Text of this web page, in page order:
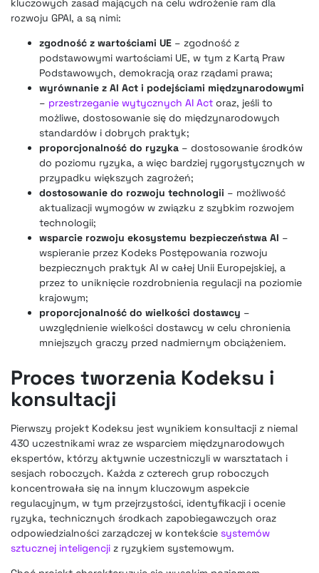
kluczowych zasad mających na celu wdrożenie ram dla
rozwoju GPAI, a są nimi:
zgodność z wartościami UE – zgodność z
podstawowymi wartościami UE, w tym z Kartą Praw
Podstawowych, demokracją oraz rządami prawa;
wyrównanie z AI Act i podejściami międzynarodowymi
– przestrzeganie wytycznych AI Act oraz, jeśli to
możliwe, dostosowanie się do międzynarodowych
standardów i dobrych praktyk;
proporcjonalność do ryzyka – dostosowanie środków
do poziomu ryzyka, a więc bardziej rygorystycznych w
przypadku większych zagrożeń;
dostosowanie do rozwoju technologii – możliwość
aktualizacji wymogów w związku z szybkim rozwojem
technologii;
wsparcie rozwoju ekosystemu bezpieczeństwa AI –
wspieranie przez Kodeks Postępowania rozwoju
bezpiecznych praktyk AI w całej Unii Europejskiej, a
przez to uniknięcie rozdrobnienia regulacji na poziomie
krajowym;
proporcjonalność do wielkości dostawcy –
uwzględnienie wielkości dostawcy w celu chronienia
mniejszych graczy przed nadmiernym obciążeniem.
Proces tworzenia Kodeksu i
konsultacji
Pierwszy projekt Kodeksu jest wynikiem konsultacji z niemal
430 uczestnikami wraz ze wsparciem międzynarodowych
ekspertów, którzy aktywnie uczestniczyli w warsztatach i
sesjach roboczych. Każda z czterech grup roboczych
koncentrowała się na innym kluczowym aspekcie
regulacyjnym, w tym przejrzystości, identyfikacji i ocenie
ryzyka, technicznych środkach zapobiegawczych oraz
odpowiedzialności zarządczej w kontekście systemów
sztucznej inteligencji z ryzykiem systemowym.